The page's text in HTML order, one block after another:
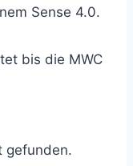
Sense 4.0.
bis die MWC
gefunden.